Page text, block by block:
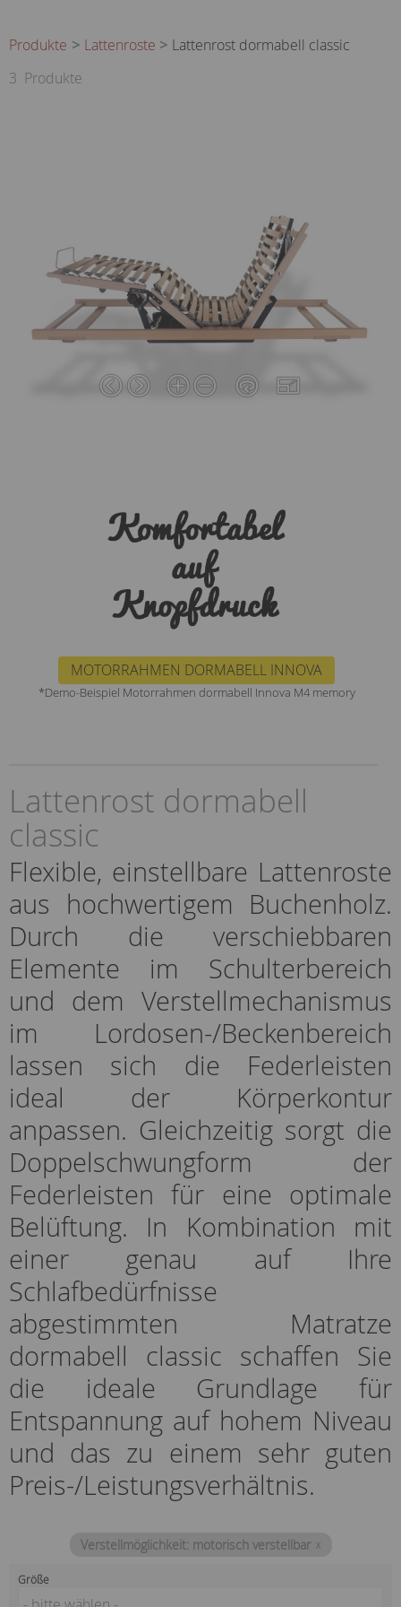
Produkte Lattenroste
Lattenrost dormabell classic
3 Produkte
MOTORRAHMEN DORMABELL INNOVA
*Demo-Beispiel Motorrahmen dormabell Innova M4 memory
Lattenrost dormabell
classic
Flexible, einstellbare Lattenroste
aus hochwertigem Buchenholz.
Durch die verschiebbaren
Elemente im Schulterbereich
und dem Verstellmechanismus
im Lordosen-/Beckenbereich
lassen sich die Federleisten
ideal der Körperkontur
anpassen. Gleichzeitig sorgt die
Doppelschwungform der
Federleisten für eine optimale
Belüftung. In Kombination mit
einer genau auf Ihre
Schlafbedürfnisse
abgestimmten Matratze
dormabell classic schaffen Sie
die ideale Grundlage für
Entspannung auf hohem Niveau
und das zu einem sehr guten
Preis-/Leistungsverhältnis.
Verstellmöglichkeit motorisch verstellbar
Größe